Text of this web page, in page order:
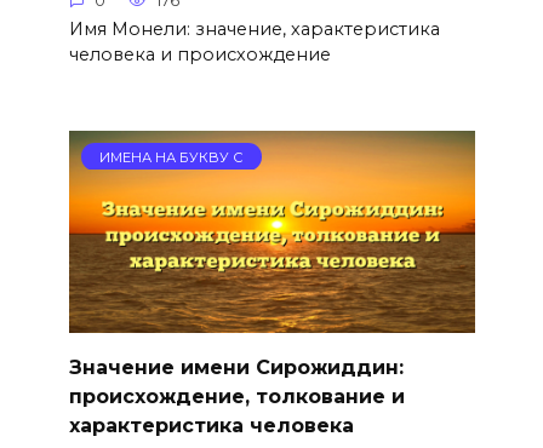
Имя Монели: значение, характеристика
человека и происхождение
ИМЕНА НА БУКВУ С
Значение имени Сирожиддин:
происхождение, толкование и
характеристика человека